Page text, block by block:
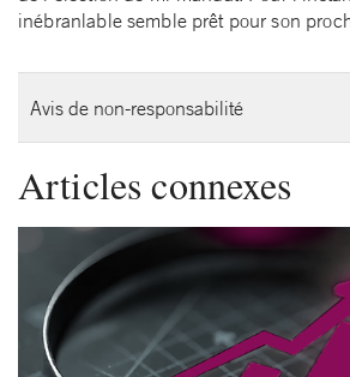
inébranlable semble prêt pour son
Avis de non-responsabilité
Articles connexes